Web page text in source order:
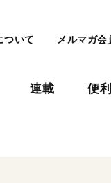
いて メルマガ会
連載 便